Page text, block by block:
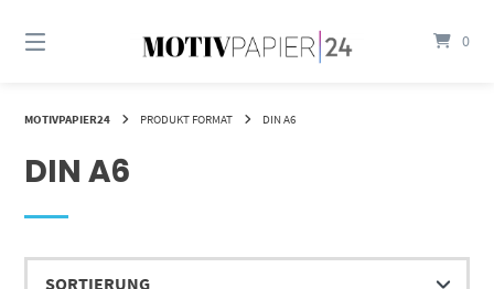
zum
0
MOTIVPAPIER24 PRODUKT FORMAT DIN A6
DIN A6